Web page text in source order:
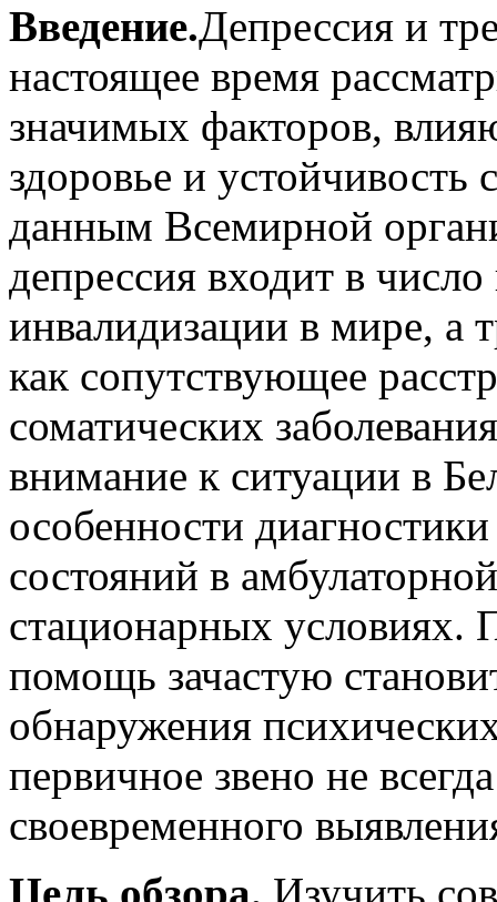
Введение.Депрессия и
настоящее время
значимых факторов,
здоровье и
данным Всемирной
депрессия входит в
инвалидизации в мире, а
как сопутствующее
соматических
внимание к ситуации в
особенности
состояний в
стационарных условиях.
помощь зачастую
обнаружения
первичное звено не
своевременного
Цель обзора. Изучить